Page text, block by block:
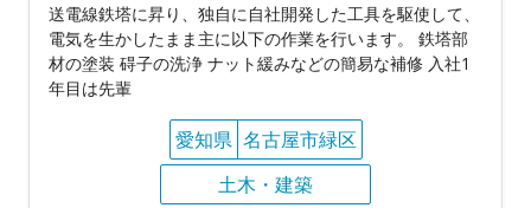
送電線鉄塔に昇り、独自に自社開発した工具を駆使して、
電気を生かしたまま主に以下の作業を行います。 鉄塔部
材の塗装 碍子の洗浄 ナット緩みなどの簡易な補修 入社1
年目は先輩
愛知県 名古屋市緑区
土木・建築